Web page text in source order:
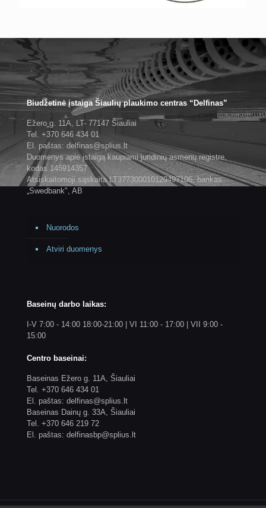
Biudžetinė įstaiga Šiaulių plaukimo centras “Delfinas”
Ežero g. 11A, LT- 77147 Šiauliai
Tel. +370 646 434 01
El. paštas: delfinas@splius.lt
Duomenys apie įstaigą kaupiami juridinių asmenų registre,
kodas 145914357
Atsiskaitomoji sąskaita LT377300010129497106, bankas
„Swedbank", AB
Nuorodos
Atviri duomenys
Baseinų darbo laikas:
I-V 7:00 - 14:00 18:00-21:00 | VI 11:00 - 17:00 | VII 9:00 -
15:00
Centro baseinai:
Baseinas Ežero g. 11A, Šiauliai
Tel. +370 646 434 01
El. paštas: delfinas@splius.lt
Baseinas Dainų g. 33A, Šiauliai
Tel. +370 646 219 72
El. paštas: delfinasbp@splius.lt